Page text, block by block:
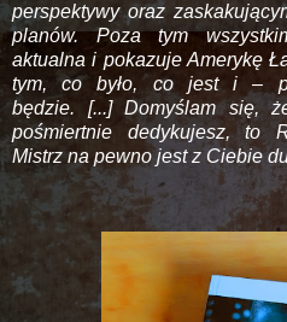
perspektywy oraz
planów. Poza tym
aktualna i pokazuje Amerykę
tym, co było, co jest i –
będzie. [...] Domyślam się,
pośmiertnie dedykujesz, to
Mistrz na pewno jest z Ciebie